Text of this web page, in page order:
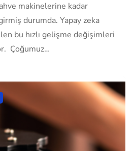
makinelerine kadar
durumda. Yapay zeka
bu hızlı gelişme değişimleri
Çoğumuz…